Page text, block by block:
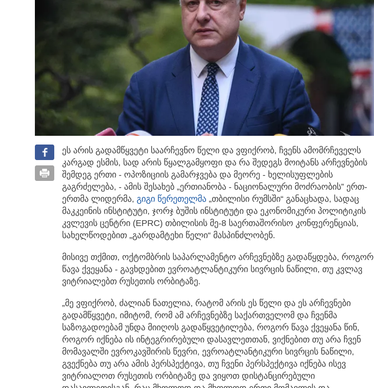
ეს არის გადამწყვეტი საარჩევნო წელი და ვფიქრობ, ჩვენს ამომრჩეველს
კარგად ესმის, სად არის წყალგამყოფი და რა შედეგს მოიტანს არჩევნების
შემდეგ ერთი - ოპოზიციის გამარჯვება და მეორე - ხელისუფლების
გაგრძელება, - ამის შესახებ „ერთიანობა - ნაციონალური მოძრაობის” ერთ-
ერთმა ლიდერმა, გიგი წერეთელმა „თბილისი რუმსში“ განაცხადა, სადაც
მაკკეინის ინსტიტუტი, ჯორჯ ბუშის ინსტიტუტი და ეკონომიკური პოლიტიკის
კვლევის ცენტრი (EPRC) თბილისის მე-8 საერთაშორისო კონფერენციას,
სახელწოდებით „გარდამტეხი წელი“ მასპინძლობენ.
მისივე თქმით, ოქტომბრის საპარლამენტო არჩევნებზე გადაწყდება, როგორ
წავა ქვეყანა - გავხდებით ევროატლანტიკური სივრცის ნაწილი, თუ კვლავ
ვიტრიალებთ რუსეთის ორბიტაზე.
„მე ვფიქრობ, ძალიან ნათელია, რატომ არის ეს წელი და ეს არჩევნები
გადამწყვეტი, იმიტომ, რომ ამ არჩევნებზე საქართველომ და ჩვენმა
საზოგადოებამ უნდა მიიღოს გადაწყვეტილება, როგორ წავა ქვეყანა წინ,
როგორ იქნება ის ინტეგრირებული დასავლეთთან, ვიქნებით თუ არა ჩვენ
მომავალში ევროკავშირის წევრი, ევროატლანტიკური სივრცის ნაწილი,
გვექნება თუ არა ამის პერსპექტივა, თუ ჩვენი პერსპექტივა იქნება ისევ
ვიტრიალოთ რუსეთის ორბიტაზე და ვიყოთ დისტანცირებული